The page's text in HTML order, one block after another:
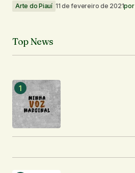
Arte do Piauí 11 de fevereiro de 2021por
Top News